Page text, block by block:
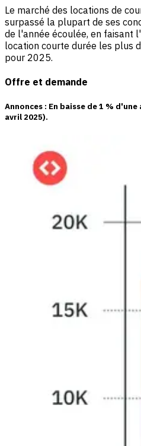
Le marché des locations de
surpassé la plupart de ses
de l'année écoulée, en faisant
location courte durée les plus
pour 2025.
Offre et demande
Annonces : En baisse de1 % d'une
avril 2025).